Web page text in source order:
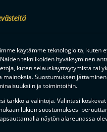
käytämme teknologioita, kuten
tekniikoiden hyväksyminen
kuten selauskäyttäytymistä tai
Suostumuksen
ja toimintoihin.
tarkkoja valintoja. Valintasi
lukien suostumuksesi
näytön alareunassa